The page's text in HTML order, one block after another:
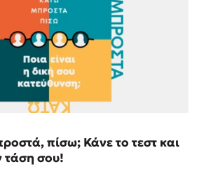
πίσω; Κάνε το τεστ και
τάση σου!